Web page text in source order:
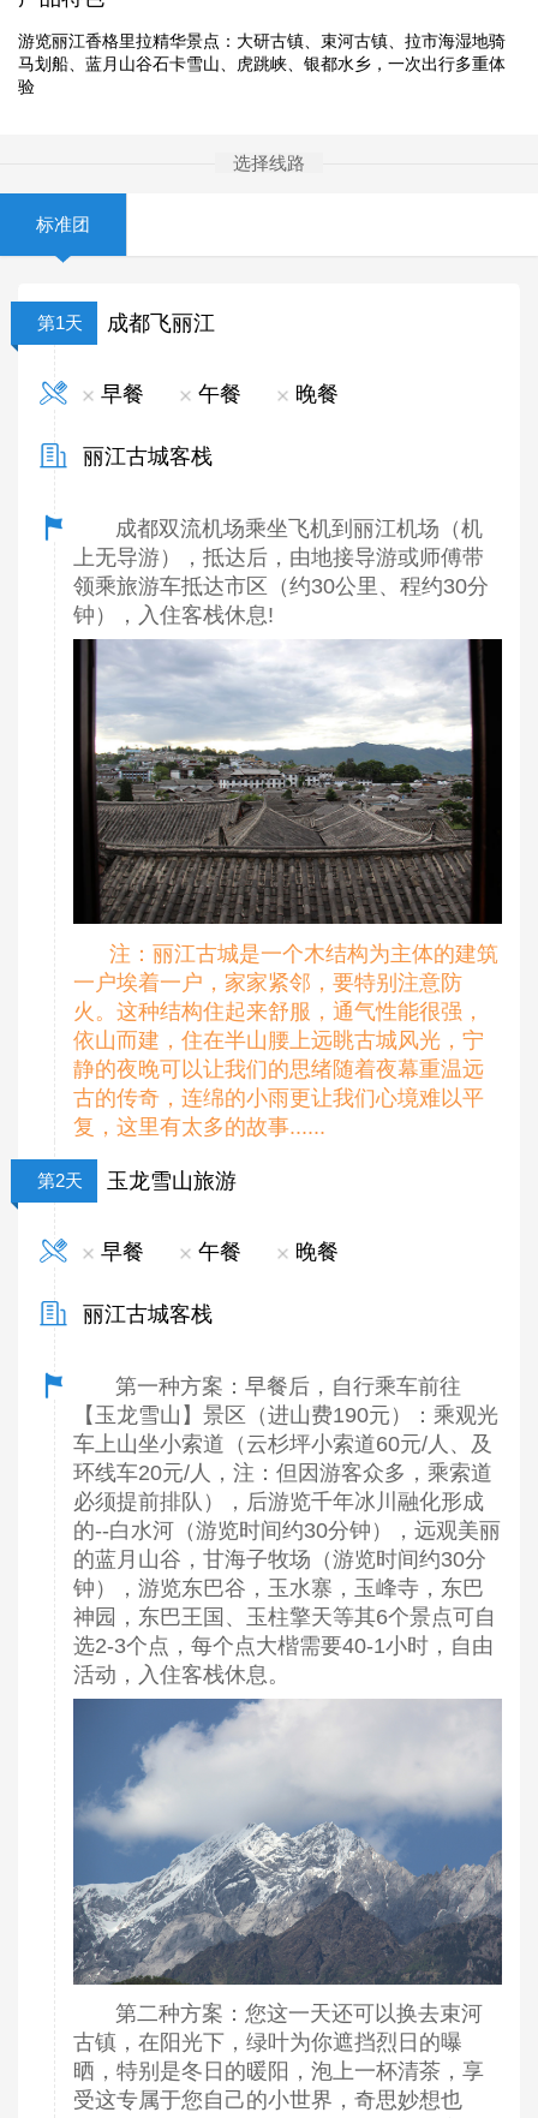
游览丽江香格里拉精华景点：大研古镇、束河古镇、拉市海湿地骑
马划船、蓝月山谷石卡雪山、虎跳峡、银都水乡，一次出行多重体
验
选择线路
标准团
第1天 成都飞丽江
早餐 午餐 晚餐
丽江古城客栈
成都双流机场乘坐飞机到丽江机场（机
上无导游），抵达后，由地接导游或师傅带
领乘旅游车抵达市区（约30公里、程约30分
钟），入住客栈休息!
注：丽江古城是一个木结构为主体的建筑
一户埃着一户，家家紧邻，要特别注意防
火。这种结构住起来舒服，通气性能很强，
依山而建，住在半山腰上远眺古城风光，宁
静的夜晚可以让我们的思绪随着夜幕重温远
古的传奇，连绵的小雨更让我们心境难以平
复，这里有太多的故事......
第2天 玉龙雪山旅游
早餐 午餐 晚餐
丽江古城客栈
第一种方案：早餐后，自行乘车前往
【玉龙雪山】景区（进山费190元）：乘观光
车上山坐小索道（云杉坪小索道60元/人、及
环线车20元/人，注：但因游客众多，乘索道
必须提前排队），后游览千年冰川融化形成
的--白水河（游览时间约30分钟），远观美丽
的蓝月山谷，甘海子牧场（游览时间约30分
钟），游览东巴谷，玉水寨，玉峰寺，东巴
神园，东巴王国、玉柱擎天等其6个景点可自
选2-3个点，每个点大楷需要40-1小时，自由
活动，入住客栈休息。
第二种方案： 您这一天还可以换去束河
古镇，在阳光下，绿叶为你遮挡烈日的曝
晒，特别是冬日的暖阳，泡上一杯清茶，享
受这专属于您自己的小世界，奇思妙想也